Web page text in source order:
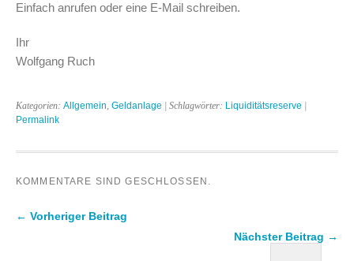
Einfach anrufen oder eine E-Mail schreiben.
Ihr
Wolfgang Ruch
Kategorien: Allgemein, Geldanlage | Schlagwörter: Liquiditätsreserve
Permalink
KOMMENTARE SIND GESCHLOSSEN.
← Vorheriger Beitrag
Nächster Beitrag →